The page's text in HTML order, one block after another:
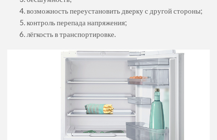
возможность переустановить дверку с другой стороны;
контроль перепада напряжения;
лёгкость в транспортировке.